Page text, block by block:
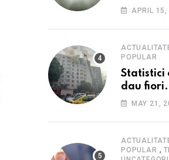
la
APRIL 15,
POPULAR
Statistici
dau
20 de
poți
MAY 21,
POPULAR ,